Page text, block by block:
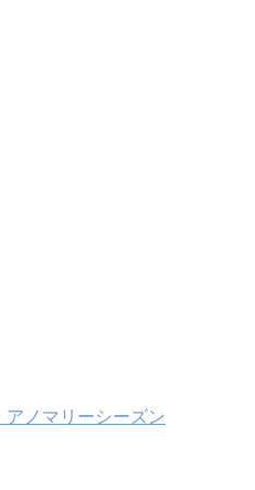
アノマリーシーズン